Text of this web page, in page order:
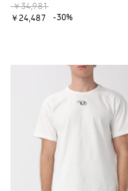
￥34,981
￥24,487
-30%